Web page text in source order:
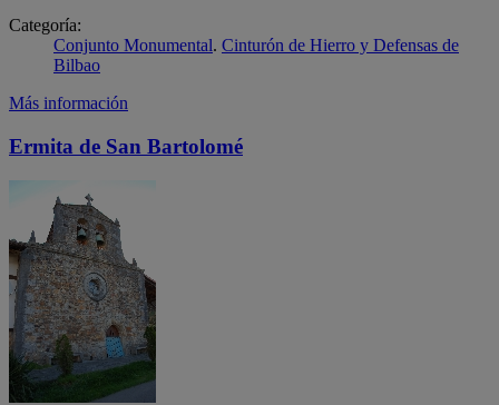
Categoría:
Conjunto Monumental. Cinturón de Hierro y Defensas de
Bilbao
Más información
Ermita de San Bartolomé